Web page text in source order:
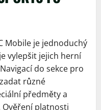
Mobile je jednoduchý
vylepšit jejich herní
do sekce pro
různé
předměty a
platnosti